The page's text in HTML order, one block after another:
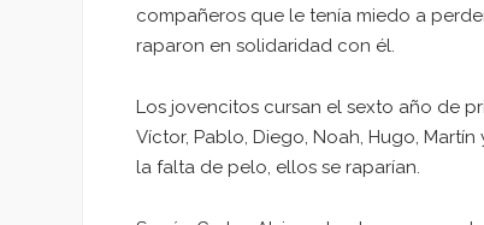
compañeros que le tenía miedo a
raparon en solidaridad con él.
Los jovencitos cursan el sexto año de
Víctor, Pablo, Diego, Noah, Hugo,
la falta de pelo, ellos se raparían.